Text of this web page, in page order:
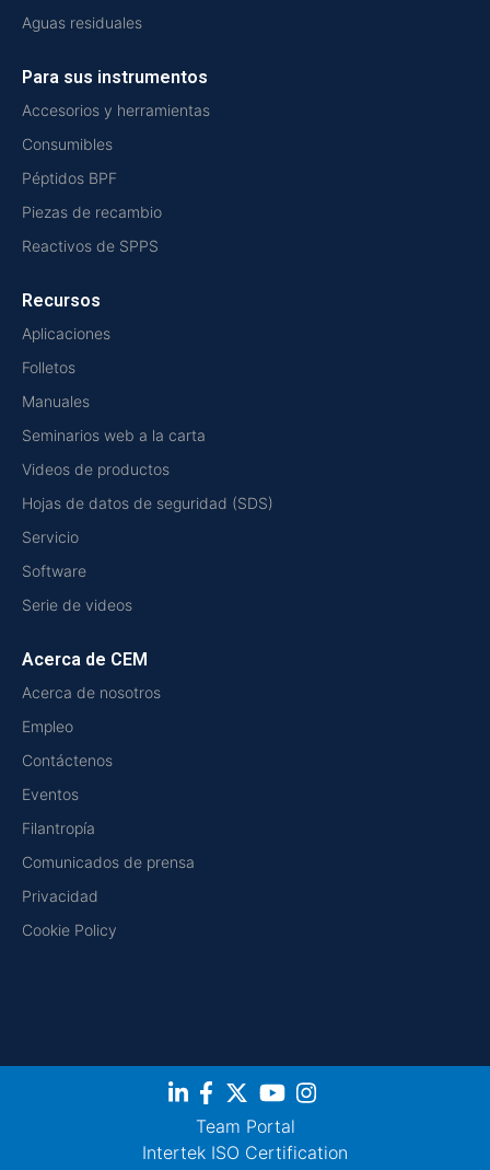
Aguas residuales
Para sus instrumentos
Accesorios y herramientas
Consumibles
Péptidos BPF
Piezas de recambio
Reactivos de SPPS
Recursos
Aplicaciones
Folletos
Manuales
Seminarios web a la carta
Videos de productos
Hojas de datos de seguridad (SDS)
Servicio
Software
Serie de videos
Acerca de CEM
Acerca de nosotros
Empleo
Contáctenos
Eventos
Filantropía
Comunicados de prensa
Privacidad
Cookie Policy
Team Portal
Intertek ISO Certification